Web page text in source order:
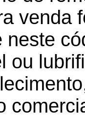
venda
neste
ou